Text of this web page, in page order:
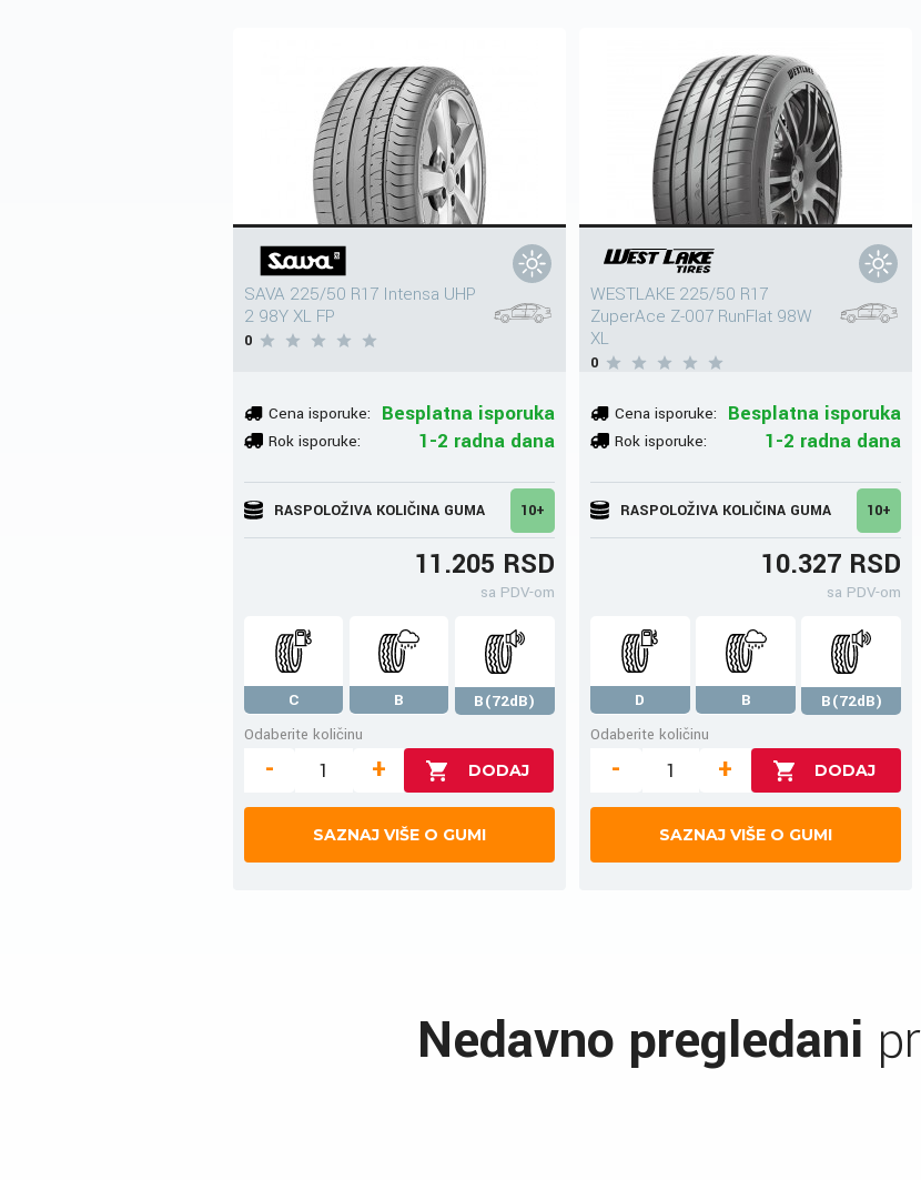
SAVA 225/50 R17 Intensa UHP
2 98Y XL FP
0
Cena isporuke: Besplatna isporuka
Rok isporuke: 1-2 radna dana
RASPOLOŽIVA KOLIČINA GUMA 10+
11.205 RSD
sa PDV-om
C B
B(72dB)
Odaberite količinu
- +
SAZNAJ VIŠE O GUMI
WESTLAKE 225/50 R17
ZuperAce Z-007 RunFlat 98W
XL
0
Cena isporuke: Besplatna isporuka
Rok isporuke: 1-2 radna dana
RASPOLOŽIVA KOLIČINA GUMA 10+
10.327 RSD
sa PDV-om
D B
B(72dB)
Odaberite količinu
- +
SAZNAJ VIŠE O GUMI
Nedavno pregledani